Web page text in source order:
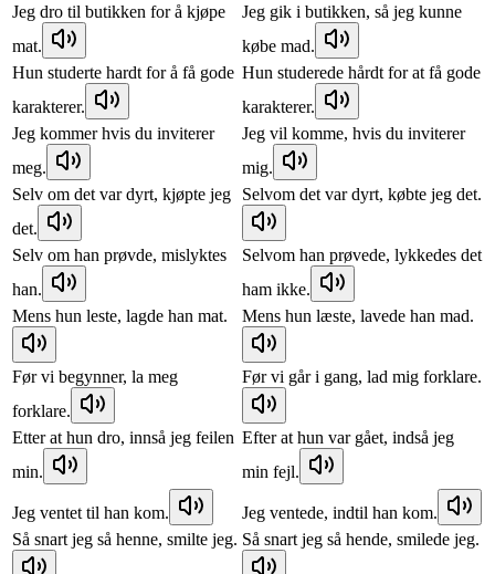
Jeg dro til butikken for å kjøpe
mat.
Jeg gik i butikken, så jeg kunne
købe mad.
Hun studerte hardt for å få gode
karakterer.
Hun studerede hårdt for at få gode
karakterer.
Jeg kommer hvis du inviterer
meg.
Jeg vil komme, hvis du inviterer
mig.
Selv om det var dyrt, kjøpte jeg
det.
Selvom det var dyrt, købte jeg det.
Selv om han prøvde, mislyktes
han.
Selvom han prøvede, lykkedes det
ham ikke.
Mens hun leste, lagde han mat.
Mens hun læste, lavede han mad.
Før vi begynner, la meg
forklare.
Før vi går i gang, lad mig forklare.
Etter at hun dro, innså jeg feilen
min.
Efter at hun var gået, indså jeg
min fejl.
Jeg ventet til han kom.
Jeg ventede, indtil han kom.
Så snart jeg så henne, smilte jeg. Så snart jeg så hende, smilede jeg.